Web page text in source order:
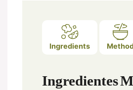
Ingredients
Ingredientes